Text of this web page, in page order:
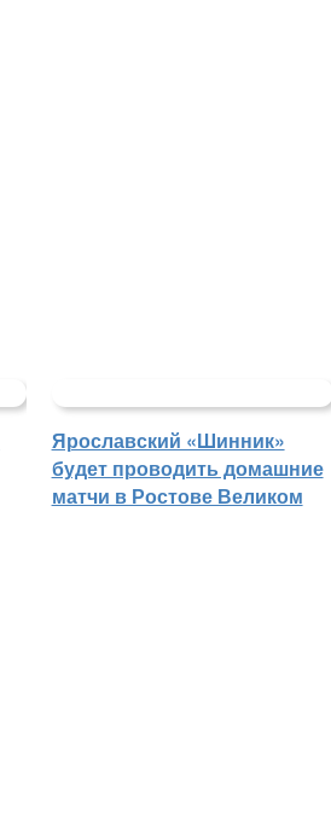
Ярославский «Шинник»
будет проводить домашние
матчи в Ростове Великом